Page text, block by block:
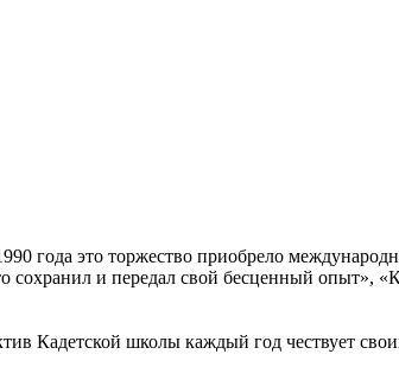
года это торжество приобрело
и передал свой бесценный опыт»,
Кадетской школы каждый год чествует